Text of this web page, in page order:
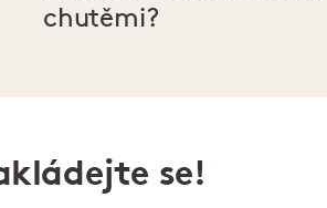
chutěmi?
se!